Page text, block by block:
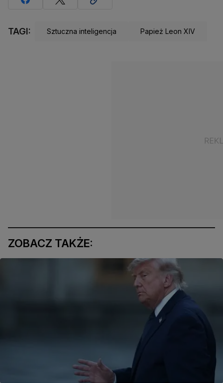
TAGI: Sztuczna inteligencja Papież Leon XIV
ZOBACZ TAKŻE: